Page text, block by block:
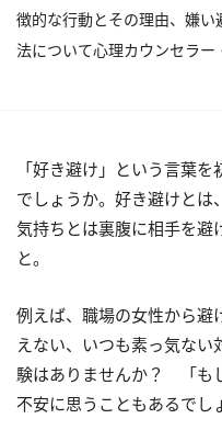
徴的な行動とその理由、嫌
法について心理カウンセラー
「好き避け」という言葉
でしょうか。好き避けとは
気持ちとは裏腹に相手を避
と。
例えば、職場の女性から避
えない、いつも素っ気な
験はありませんか？ 「も
不安に思うこともあるでし